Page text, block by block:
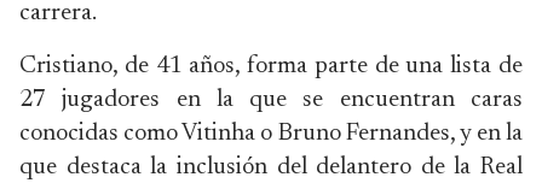
carrera.
Cristiano, de 41 años, forma parte de una lista de
27 jugadores en la que se encuentran caras
conocidas como Vitinha o Bruno Fernandes, y en la
que destaca la inclusión del delantero de la Real